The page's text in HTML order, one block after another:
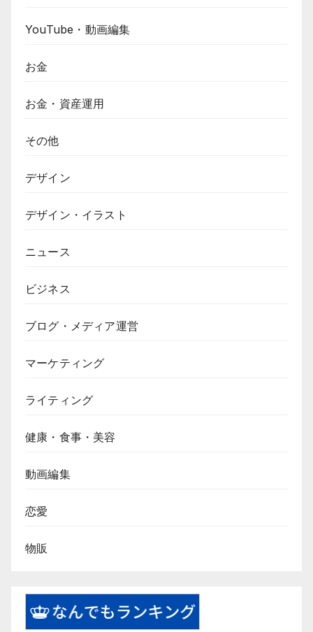
YouTube・動画編集
お金
お金・資産運用
その他
デザイン
デザイン・イラスト
ニュース
ビジネス
ブログ・メディア運営
マーケティング
ライティング
健康・食事・美容
動画編集
恋愛
物販